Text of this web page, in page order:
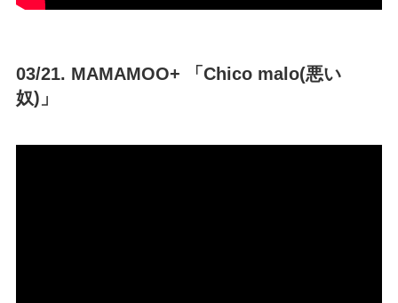
03/21. MAMAMOO+ 「Chico malo(悪い
奴)」